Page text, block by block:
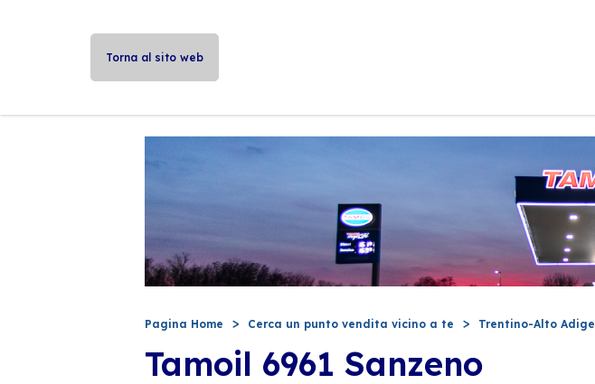
Torna al sito web
Pagina Home Cerca un punto vendita vicino a te Trentino-Alto Adige
Tamoil 6961 Sanzeno